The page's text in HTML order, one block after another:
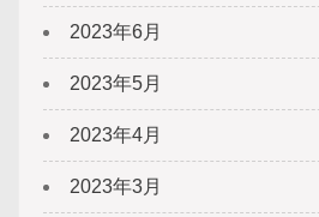
2023年6月
2023年5月
2023年4月
2023年3月